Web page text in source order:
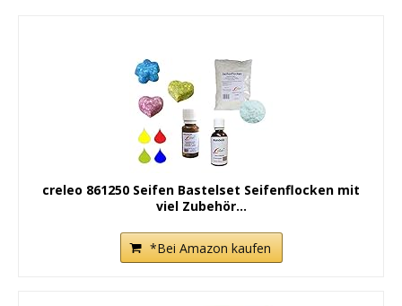
creleo 861250 Seifen Bastelset Seifenflocken mit
viel Zubehör...
*Bei Amazon kaufen